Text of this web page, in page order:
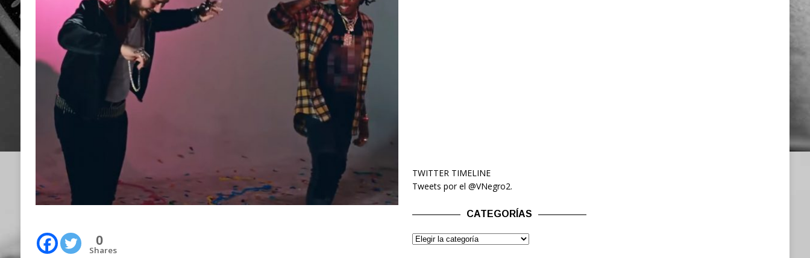
0
Shares
TWITTER TIMELINE
Tweets por el @VNegro2.
CATEGORÍAS